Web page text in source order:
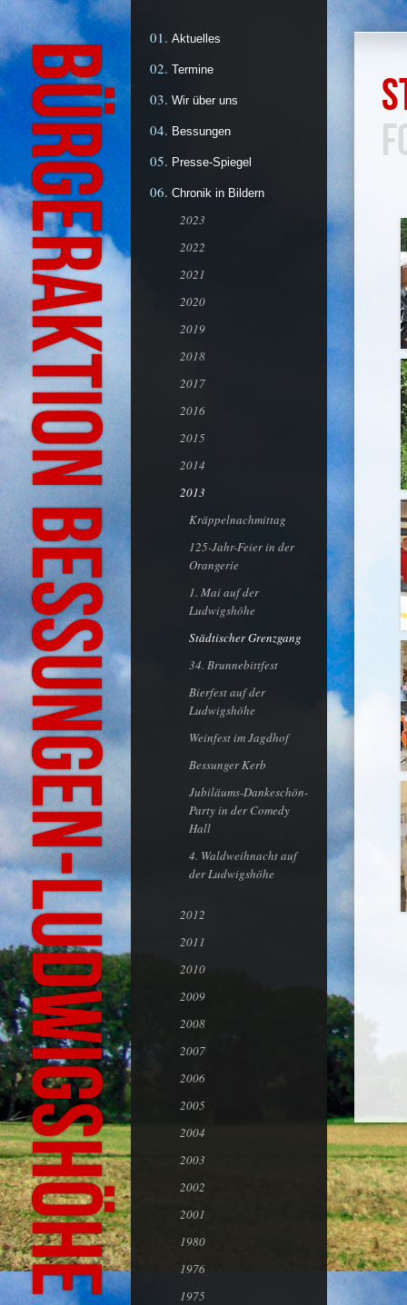
Bürgeraktion Bessungen-Ludwigshöhe
Aktuelles
Termine
Wir über uns
Bessungen
Presse-Spiegel
Chronik in Bildern
2023
2022
2021
2020
2019
2018
2017
2016
2015
2014
2013
Kräppelnachmittag
125-Jahr-Feier in der
Orangerie
1. Mai auf der
Ludwigshöhe
Städtischer Grenzgang
34. Brunnebittfest
Bierfest auf der
Ludwigshöhe
Weinfest im Jagdhof
Bessunger Kerb
Jubiläums-Dankeschön-
Party in der Comedy
Hall
4. Waldweihnacht auf
der Ludwigshöhe
2012
2011
2010
2009
2008
2007
2006
2005
2004
2003
2002
2001
1980
1976
1975